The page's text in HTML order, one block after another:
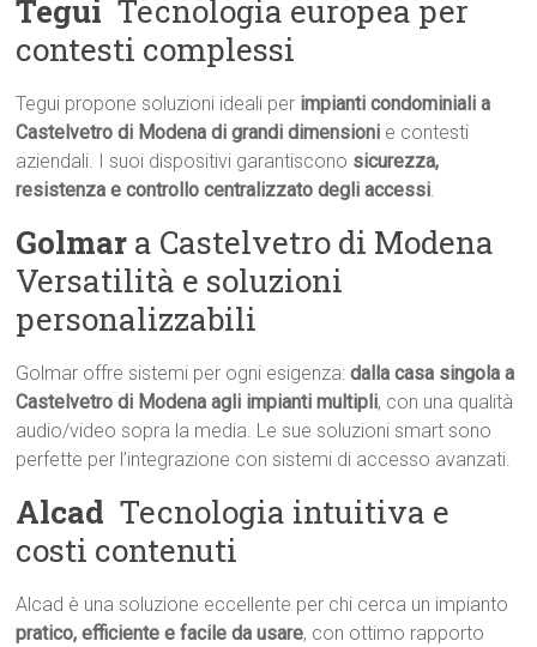
Tegui  Tecnologia europea per
contesti complessi
Tegui propone soluzioni ideali per impianti condominiali a
Castelvetro di Modena di grandi dimensioni e contesti
aziendali. I suoi dispositivi garantiscono sicurezza,
resistenza e controllo centralizzato degli accessi.
Golmar a Castelvetro di Modena 
Versatilità e soluzioni
personalizzabili
Golmar offre sistemi per ogni esigenza:dalla casa singola a
Castelvetro di Modena agli impianti multipli, con una qualità
audio/video sopra la media. Le sue soluzioni smart sono
perfette per l’integrazione con sistemi di accesso avanzati.
Alcad  Tecnologia intuitiva e
costi contenuti
Alcad è una soluzione eccellente per chi cerca un impianto
pratico, efficiente e facile da usare, con ottimo rapporto